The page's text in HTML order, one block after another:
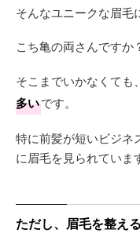
そんなユニークな眉毛
こち亀の両さんですか
そこまでいかなくても、
多いです。
特に前髪が短いビジネ
に眉毛を見られていま
ただし、眉毛を整え